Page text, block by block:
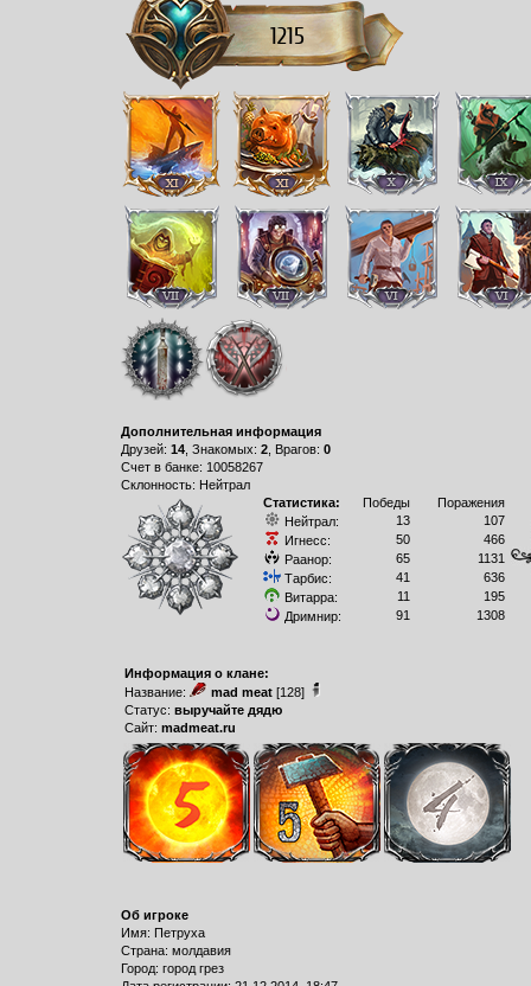
1215
Дополнительная информация
Друзей: 14, Знакомых: 2, Врагов: 0
Счет в банке: 10058267
Склонность: Нейтрал
Статистика:
Победы
Поражения
Нейтрал:
13
107
Игнесс:
50
466
Раанор:
65
1131
Тарбис:
41
636
Витарра:
11
195
Дримнир:
91 1308
Информация о клане:
Название:
mad meat[128]
Статус: выручайте дядю
Сайт: madmeat.ru
Об игроке
Имя: Петруха
Страна: молдавия
Город: город грез